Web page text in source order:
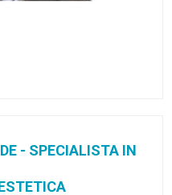
- SPECIALISTA IN